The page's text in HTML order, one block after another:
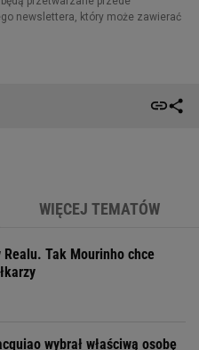
WIĘCEJ TEMATÓW
Realu. Tak Mourinho chce
wybrał właściwą osobę